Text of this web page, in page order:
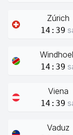
Zúrich
14:39
14:39
Viena
14:39
Vaduz